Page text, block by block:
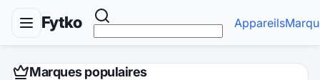
Fytko Appareils
Marques populaires